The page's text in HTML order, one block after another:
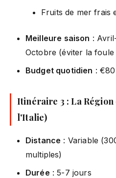
Fruits de mer frais
Meilleure saison :
Octobre (éviter la foule
Budget quotidien :
Itinéraire 3 : La
l'Italie)
Distance : Variable
multiples)
Durée : 5-7 jours